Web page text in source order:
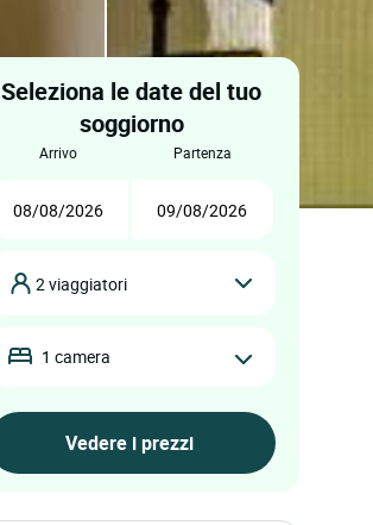
Seleziona le date del tuo
soggiorno
arrivo partenza
2 viaggiatori
1 camera